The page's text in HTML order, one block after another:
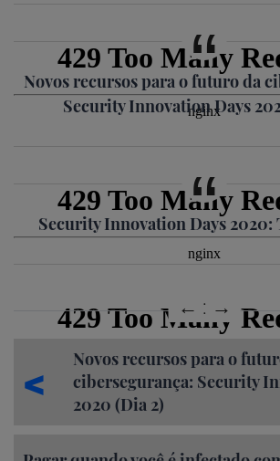
Novos recursos para o futuro da
Security Innovation Days
Security Innovation Days 2020:
Novos recursos para o
cibersegurança: Security
2020 (Dia 2)